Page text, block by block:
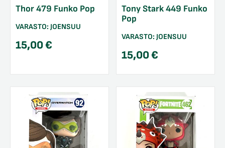
Thor 479 Funko Pop
VARASTO: JOENSUU
15,00€
Tony Stark 449 Funko
Pop
VARASTO: JOENSUU
15,00€